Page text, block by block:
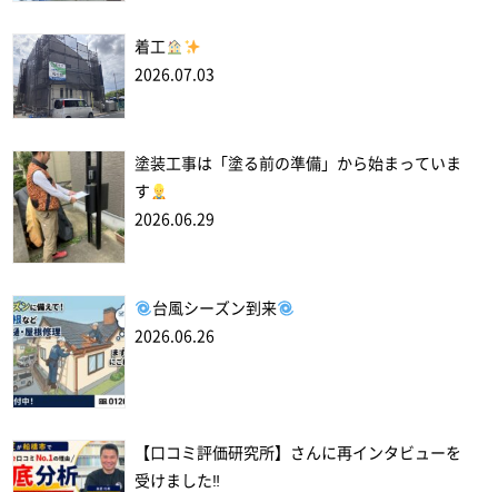
着工
2026.07.03
塗装工事は「塗る前の準備」から始まっていま
す
2026.06.29
台風シーズン到来
2026.06.26
【口コミ評価研究所】さんに再インタビューを
受けました‼